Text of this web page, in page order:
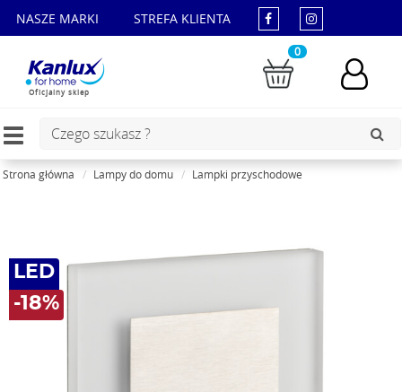
NASZE MARKI STREFA KLIENTA
Oficjalny sklep
0
Toggle
Strona główna Lampy do domu Lampki przyschodowe
LED
-18%